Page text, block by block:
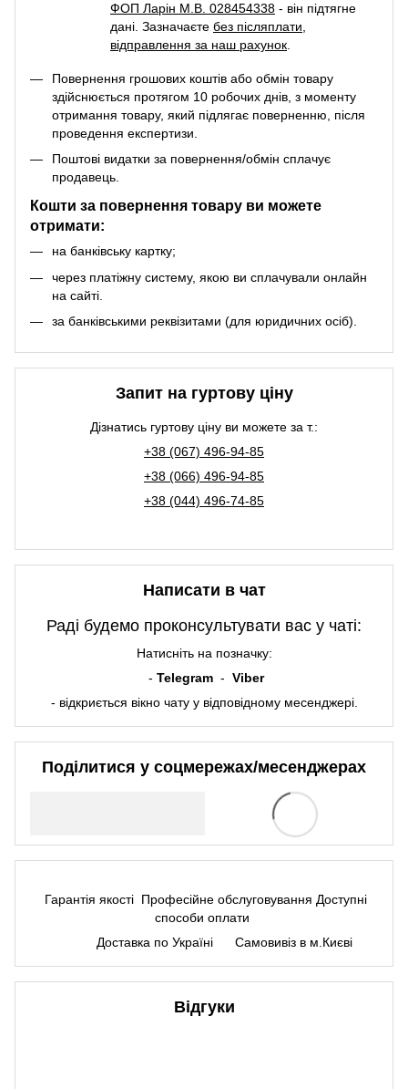
ФОП Ларін М.В. 028454338 - він підтягне
дані. Зазначаєте без післяплати,
відправлення за наш рахунок.
Повернення грошових коштів або обмін товару
здійснюється протягом 10 робочих днів, з моменту
отримання товару, який підлягає поверненню, після
проведення експертизи.
Поштові видатки за повернення/обмін сплачує
продавець.
Кошти за повернення товару ви можете
отримати:
на банківську картку;
через платіжну систему, якою ви сплачували онлайн
на сайті.
за банківськими реквізитами (для юридичних осіб).
Запит на гуртову ціну
Дізнатись гуртову ціну ви можете за т.:
+38 (067) 496-94-85
+38 (066) 496-94-85
+38 (044) 496-74-85
Написати в чат
Раді будемо проконсультувати вас у чаті:
Натисніть на позначку:
- Telegram - Viber
- відкриється вікно чату у відповідному месенджері.
Поділитися у соцмережах/месенджерах
Гарантія якості Професійне обслуговування Доступні
способи оплати
Доставка по Україні
Самовивіз в м.Києві
Відгуки